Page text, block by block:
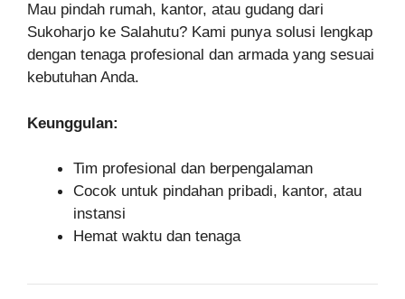
Mau pindah rumah, kantor, atau gudang dari
Sukoharjo ke Salahutu? Kami punya solusi lengkap
dengan tenaga profesional dan armada yang sesuai
kebutuhan Anda.
Keunggulan:
Tim profesional dan berpengalaman
Cocok untuk pindahan pribadi, kantor, atau
instansi
Hemat waktu dan tenaga